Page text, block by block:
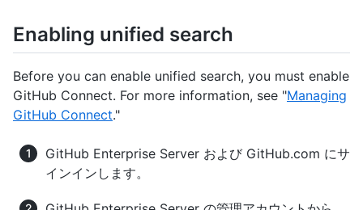
Enabling unified search
Before you can enable unified search, you must enable
GitHub Connect. For more information, see "Managing
GitHub Connect."
GitHub Enterprise Server および GitHub.com にサ
インインします。